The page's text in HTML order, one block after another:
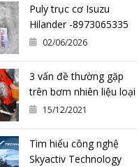
Puly trục cơ Isuzu
Hilander -8973065335
02/06/2026
3 vấn đề thường gặp
trên bơm nhiên liệu loại
cơ khí15/12/2021
Tìm hiểu công nghệ
Skyactiv Technology